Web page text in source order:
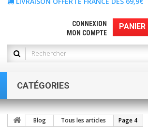
PANIER
CONNEXION
MON COMPTE
CATÉGORIES
Blog Tous les articles Page 4